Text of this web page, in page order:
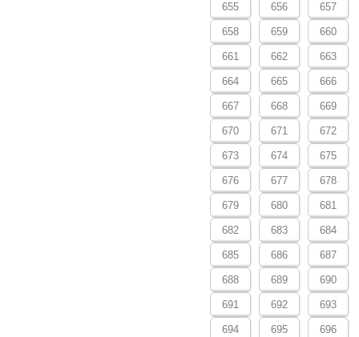
655 656 657
658 659 660
661 662 663
664 665 666
667 668 669
670 671 672
673 674 675
676 677 678
679 680 681
682 683 684
685 686 687
688 689 690
691 692 693
694 695 696